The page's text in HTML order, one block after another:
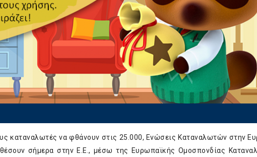
καταναλωτές να φθάνουν στις 25.000, Ενώσεις Καταναλωτών στην
σήμερα στην Ε.Ε., μέσω της Ευρωπαϊκής Ομοσπονδίας